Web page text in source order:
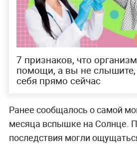
7 признаков, что
помощи, а вы не слышите,
себя прямо сейчас
Ранее сообщалось о самой
месяца вспышке на Солнце.
последствия могли